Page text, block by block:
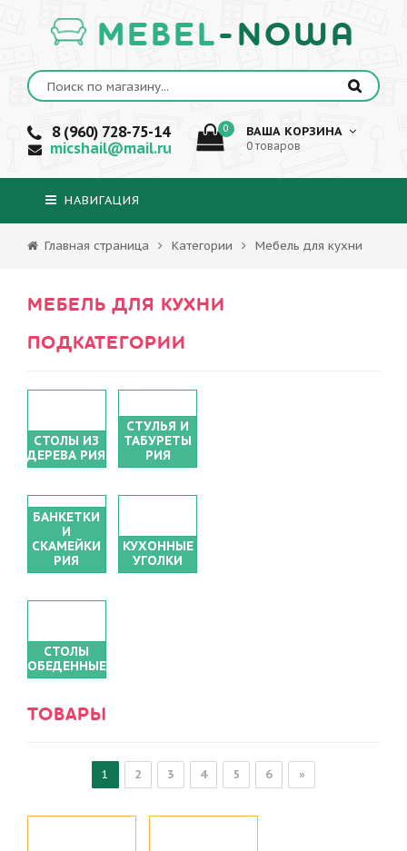
MEBEL-NOWA
8 (960) 728-75-14
micshail@mail.ru
0 ВАША КОРЗИНА
0 товаров
НАВИГАЦИЯ
Главная страница Категории Мебель для кухни
МЕБЕЛЬ ДЛЯ КУХНИ
ПОДКАТЕГОРИИ
СТОЛЫ ИЗ
ДЕРЕВА РИЯ
СТУЛЬЯ И
ТАБУРЕТЫ
РИЯ
БАНКЕТКИ
И
СКАМЕЙКИ
РИЯ
КУХОННЫЕ
УГОЛКИ
СТОЛЫ
ОБЕДЕННЫЕ
ТОВАРЫ
1 2 3 4 5 6 »